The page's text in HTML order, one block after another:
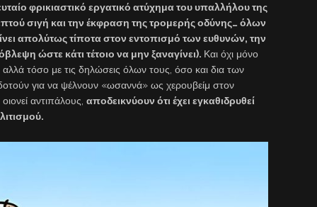
φρικιαστικό εργατικό ατύχημα του υπαλλήλου της
σιγή και την έκφραση της τρομερής οδύνης… όλων
απολύτως τίποτα στον εντοπισμό των ευθυνών, την
ώστε κάτι τέτοιο να μην ξαναγίνει). Και όχι μόνο
αλλά τόσο με τις δηλώσεις όλων τους, όσο και δια των
για να ψέλνουν «ωσαννά» ως χερουβείμ στον
αντιπάλους, αποδεικνύουν ότι έχει εγκαθιδρυθεί